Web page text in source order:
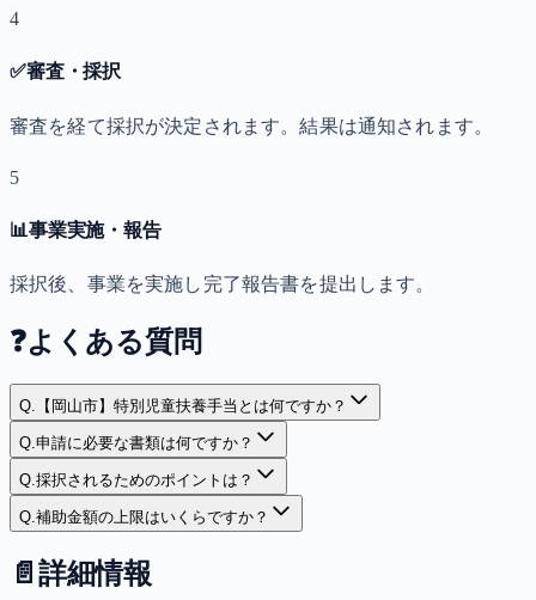
4
✅審査・採択
審査を経て採択が決定されます。結果は通知されます。
5
📊事業実施・報告
採択後、事業を実施し完了報告書を提出します。
❓よくある質問
Q. 【岡山市】特別児童扶養手当とは何ですか？
Q.申請に必要な書類は何ですか？
Q.採択されるためのポイントは？
Q.補助金額の上限はいくらですか？
📄 詳細情報